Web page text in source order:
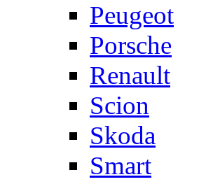
Peugeot
Porsche
Renault
Scion
Skoda
Smart